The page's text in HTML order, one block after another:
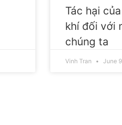
Tác hại
khí đối với
chúng ta
Vinh Tran June